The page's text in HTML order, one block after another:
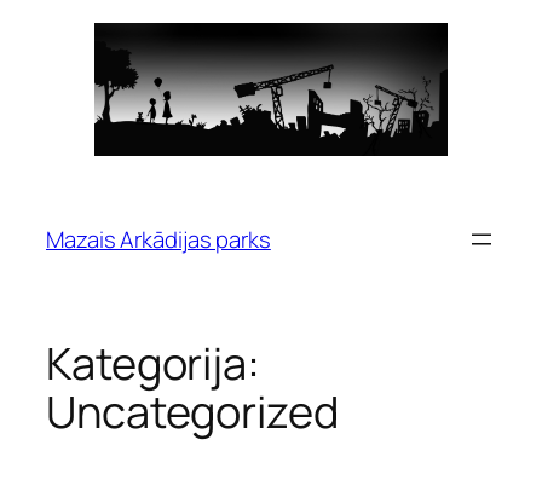
Mazais Arkādijas parks
Kategorija:
Uncategorized